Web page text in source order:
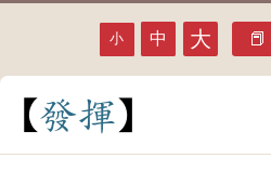
小 中 大
發揮